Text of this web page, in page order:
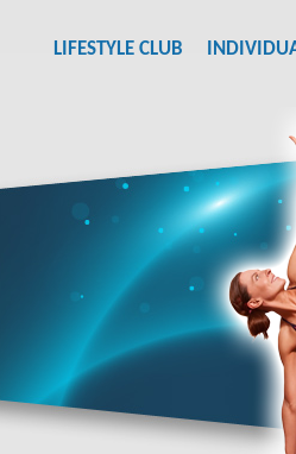
LIFESTYLE CLUB